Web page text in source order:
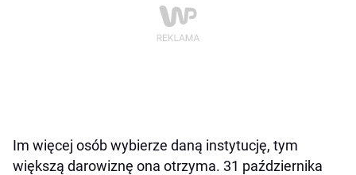
Im więcej osób wybierze daną instytucję, tym
większą darowiznę ona otrzyma. 31 października